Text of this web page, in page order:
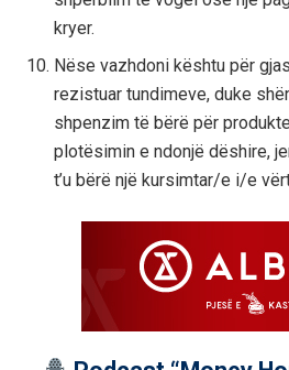
kryer.
Nëse vazhdoni kështu për
rezistuar tundimeve, duke
shpenzim të bërë për
plotësimin e ndonjë dëshire,
t’u bërë një kursimtar/e i/e